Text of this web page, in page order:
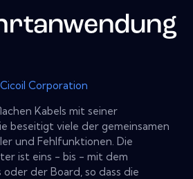
Cicoil Corporation
Kabels mit seiner
beseitigt viele der gemeinsamen
und Fehlfunktionen. Die
ist eins - bis - mit dem
oder der Board, so dass die